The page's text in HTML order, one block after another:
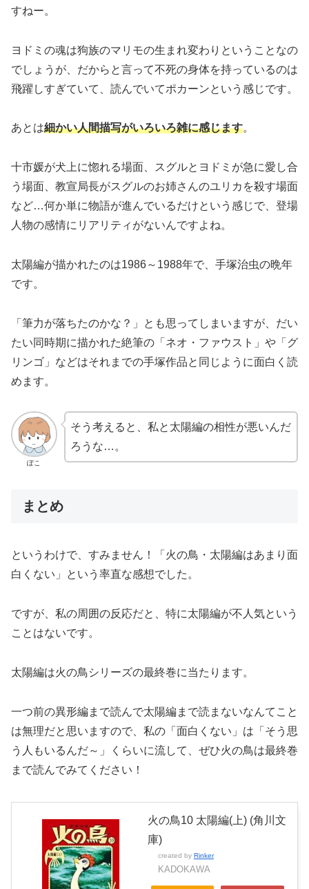
すねー。
ヨドミの魂は狗族のマリモの生まれ変わりということなの
でしょうが、だからと言って不死の身体を持っているのは
飛躍しすぎていて、読んでいてポカーンという感じです。
あとは細かい人間描写がいろいろ雑に感じます。
十市媛が犬上に惚れる場面、スグルとヨドミが急に愛し合
う場面、教宣局長がスグルのお姉さんのユリカを殺す場面
など…何か単に物語が進んでいるだけという感じで、登場
人物の感情にリアリティがないんですよね。
太陽編が描かれたのは1986～1988年で、手塚治虫の晩年
です。
「筆力が落ちたのかな？」とも思ってしまいますが、だい
たい同時期に描かれた絶筆の「ネオ・ファウスト」や「グ
リンゴ」などはそれまでの手塚作品と同じように面白く読
めます。
ぽこ
そう考えると、私と太陽編の相性が悪いんだ
ろうな…。
まとめ
というわけで、すみません！「火の鳥・太陽編はあまり面
白くない」という率直な感想でした。
ですが、私の周囲の反応だと、特に太陽編が不人気という
ことはないです。
太陽編は火の鳥シリーズの最終巻に当たります。
一つ前の異形編まで読んで太陽編まで読まないなんてこと
は無理だと思いますので、私の「面白くない」は「そう思
う人もいるんだ～」くらいに流して、ぜひ火の鳥は最終巻
まで読んでみてください！
火の鳥10 太陽編(上) (角川文
庫)
created by Rinker
KADOKAWA